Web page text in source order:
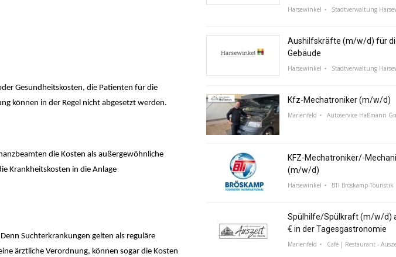
Gesundheitskosten, die Patienten für die
können in der Regel nicht abgesetzt werden.
die Kosten als außergewöhnliche
Krankheitskosten in die Anlage
Suchterkrankungen gelten als reguläre
ärztliche Verordnung, können sogar die Kosten
Harsewinkel Stadtverwaltung
Aushilfskräfte (m/w/d) für
Gebäude
Harsewinkel Stadtverwaltung
Kfz-Mechatroniker (m/w/d)
Marienfeld Autoservice Haßmann
KFZ-Mechatroniker/-
(m/w/d)
Harsewinkel BTI Bröskamp-
Spülhilfe/Spülkraft (m/w/d)
€ in der Tagesgastronomie
Marienfeld Café | Restaurant -